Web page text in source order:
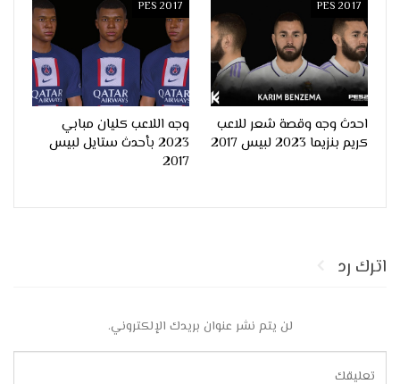
PES 2017
احدث وجه وقصة شعر للاعب
كريم بنزيما 2023 لبيس 2017
PES 2017
وجه اللاعب كليان مبابي
2023 بأحدث ستايل لبيس
2017
اترك رد
لن يتم نشر عنوان بريدك الإلكتروني.